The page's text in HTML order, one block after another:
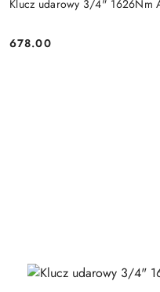
Klucz udarowy 3/4" 1626Nm
Cena:
678.00